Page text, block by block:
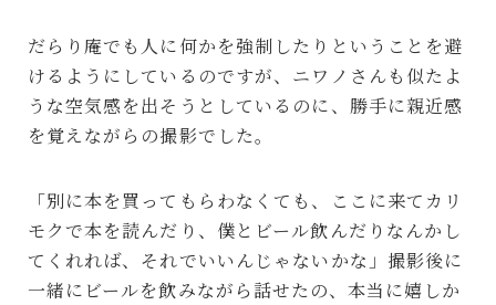
だらり庵でも人に何かを強制したりということを避
けるようにしているのですが、ニワノさんも似たよ
うな空気感を出そうとしているのに、勝手に親近感
を覚えながらの撮影でした。
「別に本を買ってもらわなくても、ここに来てカリ
モクで本を読んだり、僕とビール飲んだりなんかし
てくれれば、それでいいんじゃないかな」撮影後に
一緒にビールを飲みながら話せたの、本当に嬉しか